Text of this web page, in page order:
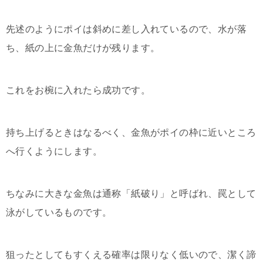
先述のようにポイは斜めに差し入れているので、水が落
ち、紙の上に金魚だけが残ります。
これをお椀に入れたら成功です。
持ち上げるときはなるべく、金魚がポイの枠に近いところ
へ行くようにします。
ちなみに大きな金魚は通称「紙破り」と呼ばれ、罠として
泳がしているものです。
狙ったとしてもすくえる確率は限りなく低いので、潔く諦